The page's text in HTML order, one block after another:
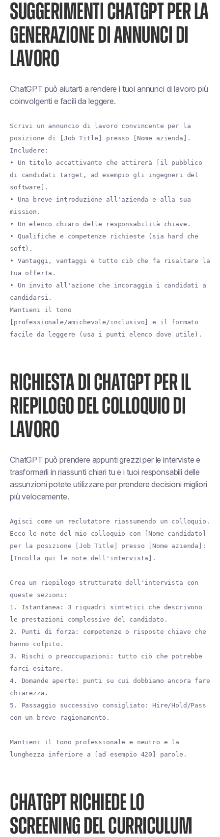
SUGGERIMENTI CHATGPT PER LA
GENERAZIONE DI ANNUNCI DI
LAVORO
ChatGPT può aiutarti a rendere i tuoi annunci di lavoro più
coinvolgenti e facili da leggere.
Scrivi un annuncio di lavoro convincente per la
posizione di [Job Title] presso [Nome azienda].
Includere:
• Un titolo accattivante che attirerà [il pubblico
di candidati target, ad esempio gli ingegneri del
software].
• Una breve introduzione all'azienda e alla sua
mission.
• Un elenco chiaro delle responsabilità chiave.
• Qualifiche e competenze richieste (sia hard che
soft).
• Vantaggi, vantaggi e tutto ciò che fa risaltare la
tua offerta.
• Un invito all'azione che incoraggia i candidati a
candidarsi.
Mantieni il tono
[professionale/amichevole/inclusivo] e il formato
facile da leggere (usa i punti elenco dove utile).
RICHIESTA DI CHATGPT PER IL
RIEPILOGO DEL COLLOQUIO DI
LAVORO
ChatGPT può prendere appunti grezzi per le interviste e
trasformarli inriassunti chiari tu e i tuoi responsabili delle
assunzioni potete utilizzare per prendere decisioni migliori
più velocemente.
Agisci come un reclutatore riassumendo un colloquio.
Ecco le note del mio colloquio con [Nome candidato]
per la posizione [Job Title] presso [Nome azienda]:
[Incolla qui le note dell'intervista].
Crea un riepilogo strutturato dell'intervista con
queste sezioni:
1. Istantanea: 3 riquadri sintetici che descrivono
le prestazioni complessive del candidato.
2. Punti di forza: competenze o risposte chiave che
hanno colpito.
3. Rischi o preoccupazioni: tutto ciò che potrebbe
farci esitare.
4. Domande aperte: punti su cui dobbiamo ancora fare
chiarezza.
5. Passaggio successivo consigliato: Hire/Hold/Pass
con un breve ragionamento.
Mantieni il tono professionale e neutro e la
lunghezza inferiore a [ad esempio 420] parole.
CHATGPT RICHIEDE LO
SCREENING DEL CURRICULUM